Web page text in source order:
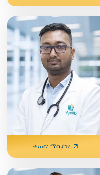
ቀጠሮ ማስያዝ